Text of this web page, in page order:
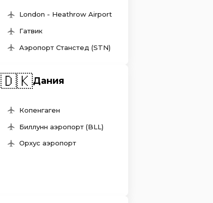
London - Heathrow Airport
Гатвик
Аэропорт Станстед (STN)
🇩🇰Дания
Копенгаген
Биллунн аэропорт (BLL)
Орхус аэропорт